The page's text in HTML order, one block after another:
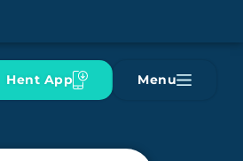
Hent App Menu